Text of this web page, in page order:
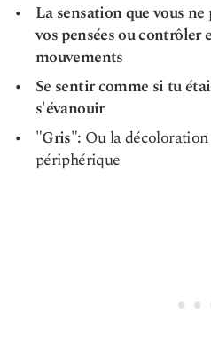
La sensation que vous
vos pensées ou contrôler
mouvements
Se sentir comme si tu
s'évanouir
"Gris": Ou la
périphérique